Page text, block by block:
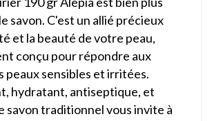
savon. C'est un allié précieux
et la beauté de votre peau,
conçu pour répondre aux
peaux sensibles et irritées.
hydratant, antiseptique, et
savon traditionnel vous invite à